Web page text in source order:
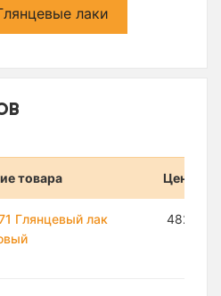
лаки
товара Цена
Глянцевый лак
482 610